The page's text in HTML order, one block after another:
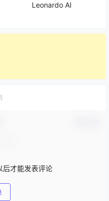
Leonardo AI
后才能发表评论